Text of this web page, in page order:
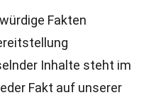
Fakten
Inhalte steht im
Fakt auf unserer